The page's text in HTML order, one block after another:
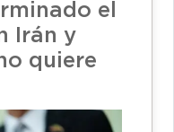
el
Irán y
quiere